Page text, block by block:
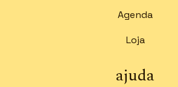
Agenda
Loja
ajuda